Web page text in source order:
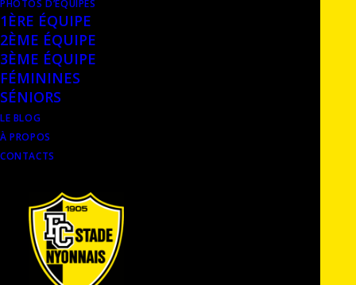
PHOTOS D’ÉQUIPES
1ÈRE ÉQUIPE
2ÈME ÉQUIPE
3ÈME ÉQUIPE
FÉMININES
SÉNIORS
LE BLOG
À PROPOS
CONTACTS
RETOUR À LA COLLECTION